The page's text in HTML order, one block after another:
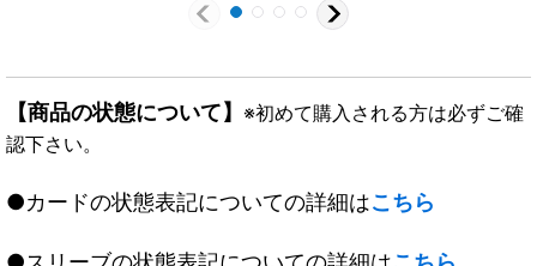
【商品の状態について】 ※初めて購入される方は必ずご確
認下さい。
●カードの状態表記についての詳細はこちら